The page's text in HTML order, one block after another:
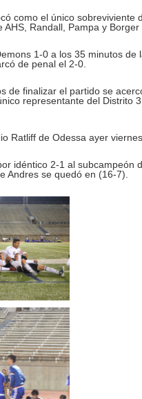
como el único sobreviviente
Randall, Pampa y
1-0 a los 35 minutos de
de penal el 2-0.
de finalizar el partido se
representante del Distrito
Ratliff de Odessa ayer viernes
idéntico 2-1 al subcampeón
Andres se quedó en (16-7).